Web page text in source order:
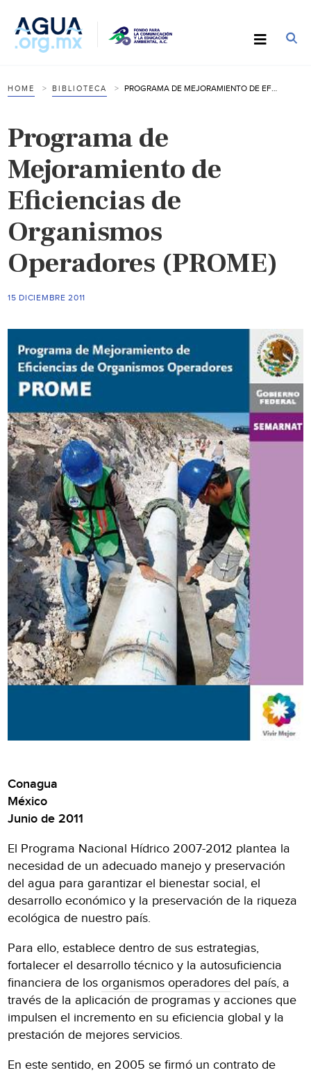
HOME BIBLIOTECA
Programa de
Mejoramiento de
Eficiencias de
Organismos
Operadores (PROME)
15 DICIEMBRE 2011
Conagua
México
Junio de 2011
El Programa Nacional Hídrico 2007-2012 plantea la
necesidad de un adecuado manejo y preservación
del agua para garantizar el bienestar social, el
desarrollo económico y la preservación de la riqueza
ecológica de nuestro país.
Para ello, establece dentro de sus estrategias,
fortalecer el desarrollo técnico y la autosuficiencia
financiera de losorganismos operadores del país, a
través de la aplicación de programas y acciones que
impulsen el incremento en su eficiencia global y la
prestación de mejores servicios.
En este sentido, en 2005 se firmó un contrato de